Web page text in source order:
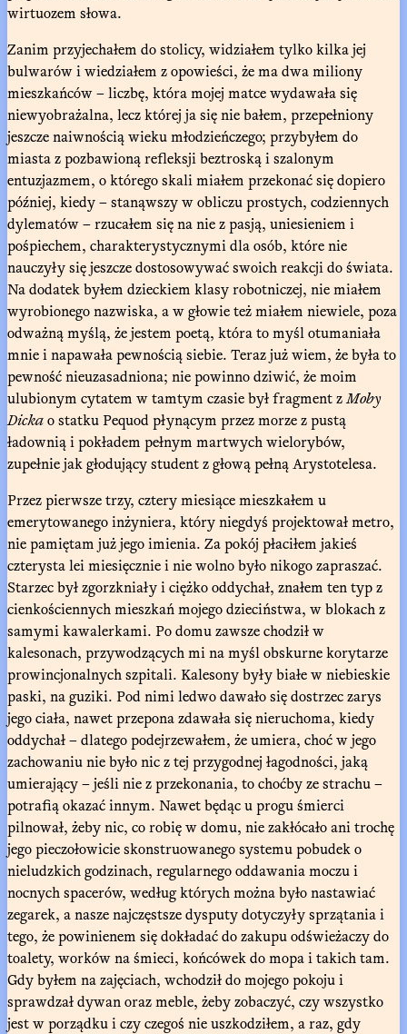
wirtuozem słowa.
Zanim przyjechałem do stolicy, widziałem tylko kilka jej
bulwarów i wiedziałem z opowieści, że ma dwa miliony
mieszkańców – liczbę, która mojej matce wydawała się
niewyobrażalna, lecz której ja się nie bałem, przepełniony
jeszcze naiwnością wieku młodzieńczego; przybyłem do
miasta z pozbawioną refleksji beztroską i szalonym
entuzjazmem, o którego skali miałem przekonać się dopiero
później, kiedy – stanąwszy w obliczu prostych, codziennych
dylematów – rzucałem się na nie z pasją, uniesieniem i
pośpiechem, charakterystycznymi dla osób, które nie
nauczyły się jeszcze dostosowywać swoich reakcji do świata.
Na dodatek byłem dzieckiem klasy robotniczej, nie miałem
wyrobionego nazwiska, a w głowie też miałem niewiele, poza
odważną myślą, że jestem poetą, która to myśl otumaniała
mnie i napawała pewnością siebie. Teraz już wiem, że była to
pewność nieuzasadniona; nie powinno dziwić, że moim
ulubionym cytatem w tamtym czasie był fragment zMoby
Dickao statku Pequod płynącym przez morze z pustą
ładownią i pokładem pełnym martwych wielorybów,
zupełnie jak głodujący student z głową pełną Arystotelesa.
Przez pierwsze trzy, cztery miesiące mieszkałem u
emerytowanego inżyniera, który niegdyś projektował metro,
nie pamiętam już jego imienia. Za pokój płaciłem jakieś
czterysta lei miesięcznie i nie wolno było nikogo zapraszać.
Starzec był zgorzkniały i ciężko oddychał, znałem ten typ z
cienkościennych mieszkań mojego dzieciństwa, w blokach z
samymi kawalerkami. Po domu zawsze chodził w
kalesonach, przywodzących mi na myśl obskurne korytarze
prowincjonalnych szpitali. Kalesony były białe w niebieskie
paski, na guziki. Pod nimi ledwo dawało się dostrzec zarys
jego ciała, nawet przepona zdawała się nieruchoma, kiedy
oddychał – dlatego podejrzewałem, że umiera, choć w jego
zachowaniu nie było nic z tej przygodnej łagodności, jaką
umierający – jeśli nie z przekonania, to choćby ze strachu –
potrafią okazać innym. Nawet będąc u progu śmierci
pilnował, żeby nic, co robię w domu, nie zakłócało ani trochę
jego pieczołowicie skonstruowanego systemu pobudek o
nieludzkich godzinach, regularnego oddawania moczu i
nocnych spacerów, według których można było nastawiać
zegarek, a nasze najczęstsze dysputy dotyczyły sprzątania i
tego, że powinienem się dokładać do zakupu odświeżaczy do
toalety, worków na śmieci, końcówek do mopa i takich tam.
Gdy byłem na zajęciach, wchodził do mojego pokoju i
sprawdzał dywan oraz meble, żeby zobaczyć, czy wszystko
jest w porządku i czy czegoś nie uszkodziłem, a raz, gdy